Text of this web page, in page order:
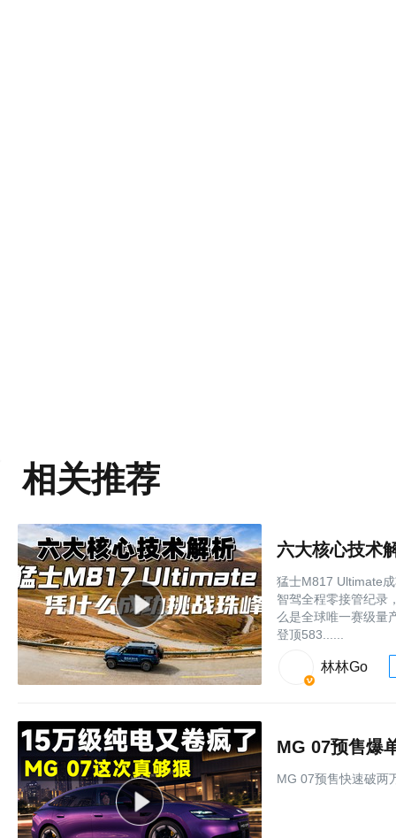
相关推荐
六大核心技术
猛士M817 Ultimate
智驾全程零接管纪录
么是全球唯一赛级量
登顶583......
林林Go
MG 07预售爆
MG 07预售快速破两